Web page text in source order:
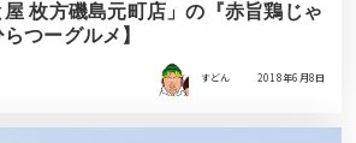
屋 枚方磯島元町店」の『赤旨鶏じゃ
つーグルメ】
すどん 2018年6月8日